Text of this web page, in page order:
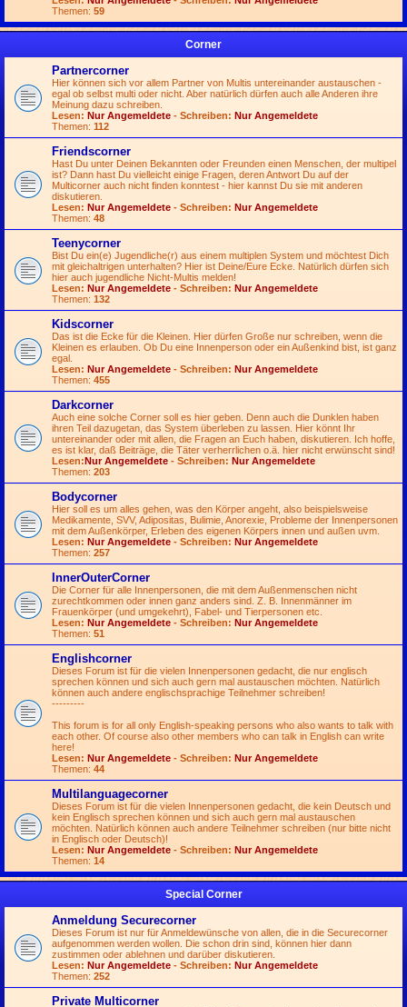
Themen: 59
Corner
Partnercorner
Hier können sich vor allem Partner von Multis untereinander austauschen -
egal ob selbst multi oder nicht. Aber natürlich dürfen auch alle Anderen ihre
Meinung dazu schreiben.
Lesen: Nur Angemeldete - Schreiben: Nur Angemeldete
Themen: 112
Friendscorner
Hast Du unter Deinen Bekannten oder Freunden einen Menschen, der multipel
ist? Dann hast Du vielleicht einige Fragen, deren Antwort Du auf der
Multicorner auch nicht finden konntest - hier kannst Du sie mit anderen
diskutieren.
Lesen: Nur Angemeldete - Schreiben: Nur Angemeldete
Themen: 48
Teenycorner
Bist Du ein(e) Jugendliche(r) aus einem multiplen System und möchtest Dich
mit gleichaltrigen unterhalten? Hier ist Deine/Eure Ecke. Natürlich dürfen sich
hier auch jugendliche Nicht-Multis melden!
Lesen: Nur Angemeldete - Schreiben: Nur Angemeldete
Themen: 132
Kidscorner
Das ist die Ecke für die Kleinen. Hier dürfen Große nur schreiben, wenn die
Kleinen es erlauben. Ob Du eine Innenperson oder ein Außenkind bist, ist ganz
egal.
Lesen: Nur Angemeldete - Schreiben: Nur Angemeldete
Themen: 455
Darkcorner
Auch eine solche Corner soll es hier geben. Denn auch die Dunklen haben
ihren Teil dazugetan, das System überleben zu lassen. Hier könnt Ihr
untereinander oder mit allen, die Fragen an Euch haben, diskutieren. Ich hoffe,
es ist klar, daß Beiträge, die Täter verherrlichen o.ä. hier nicht erwünscht sind!
Lesen:Nur Angemeldete - Schreiben: Nur Angemeldete
Themen: 203
Bodycorner
Hier soll es um alles gehen, was den Körper angeht, also beispielsweise
Medikamente, SVV, Adipositas, Bulimie, Anorexie, Probleme der Innenpersonen
mit dem Außenkörper, Erleben des eigenen Körpers innen und außen uvm.
Lesen: Nur Angemeldete - Schreiben: Nur Angemeldete
Themen: 257
InnerOuterCorner
Die Corner für alle Innenpersonen, die mit dem Außenmenschen nicht
zurechtkommen oder innen ganz anders sind. Z. B. Innenmänner im
Frauenkörper (und umgekehrt), Fabel- und Tierpersonen etc.
Lesen: Nur Angemeldete - Schreiben: Nur Angemeldete
Themen: 51
Englishcorner
Dieses Forum ist für die vielen Innenpersonen gedacht, die nur englisch
sprechen können und sich auch gern mal austauschen möchten. Natürlich
können auch andere englischsprachige Teilnehmer schreiben!
---------
This forum is for all only English-speaking persons who also wants to talk with
each other. Of course also other members who can talk in English can write
here!
Lesen: Nur Angemeldete - Schreiben: Nur Angemeldete
Themen: 44
Multilanguagecorner
Dieses Forum ist für die vielen Innenpersonen gedacht, die kein Deutsch und
kein Englisch sprechen können und sich auch gern mal austauschen
möchten. Natürlich können auch andere Teilnehmer schreiben (nur bitte nicht
in Englisch oder Deutsch)!
Lesen: Nur Angemeldete - Schreiben: Nur Angemeldete
Themen: 14
Special Corner
Anmeldung Securecorner
Dieses Forum ist nur für Anmeldewünsche von allen, die in die Securecorner
aufgenommen werden wollen. Die schon drin sind, können hier dann
zustimmen oder ablehnen und darüber diskutieren.
Lesen: Nur Angemeldete - Schreiben: Nur Angemeldete
Themen: 252
Private Multicorner